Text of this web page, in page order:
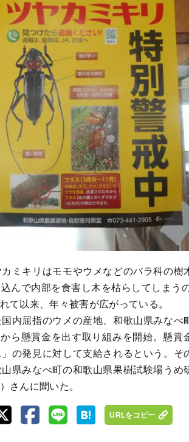
ミキリはモモやウメなどのバラ科の樹
んで内部を食害し木を枯らしてしまう
て以来、年々被害が広がっている。
内屈指のウメの産地、和歌山県みなべ
ら懸賞金を出す取り組みを開始。懸賞
の発見に対して支給されるという。そ
県みなべ町の和歌山県果樹試験場うめ
さんに聞いた。
URLをコピー